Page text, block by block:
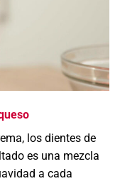
los dientes de
es una mezcla
a cada